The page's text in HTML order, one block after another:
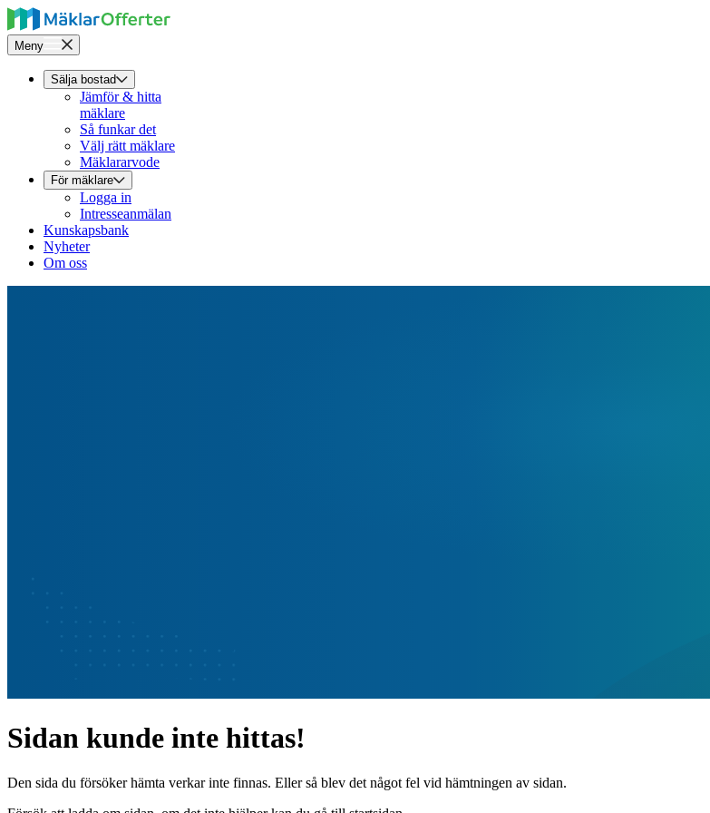
Meny
Sälja bostad
Jämför & hitta
mäklare
Så funkar det
Välj rätt mäklare
Mäklararvode
För mäklare
Logga in
Intresseanmälan
Kunskapsbank
Nyheter
Om oss
Sidan kunde inte hittas!
Den sida du försöker hämta verkar inte finnas. Eller så blev det något fel vid hämtningen av sidan.